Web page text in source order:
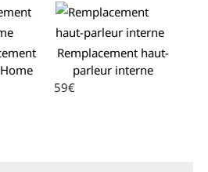
Remplacement haut-
parleur interne
59€